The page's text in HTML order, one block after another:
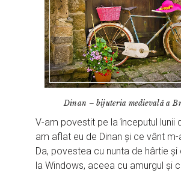
Dinan – bijuteria medievală a
V-am povestit pe la începutul lunii
am aflat eu de Dinan și ce vânt
Da, povestea cu nunta de hârtie
la Windows, aceea cu amurgul și